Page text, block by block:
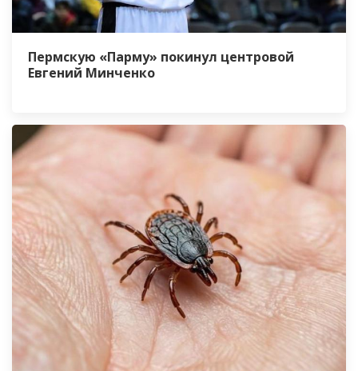
Пермскую «Парму» покинул центровой
Евгений Минченко